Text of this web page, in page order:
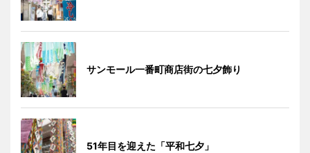
サンモール一番町商店街の七夕飾り
51年目を迎えた「平和七夕」